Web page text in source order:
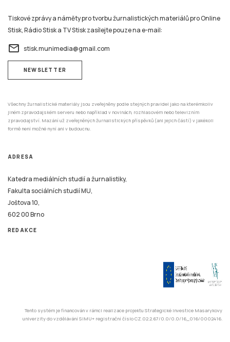
Tiskové zprávy a náměty pro tvorbu žurnalistických materiálů pro Online
Stisk, Rádio Stisk a TV Stisk zasílejte pouze na e-mail:
email stisk.munimedia@gmail.com
NEWSLETTER
Všechny žurnalistické materiály jsou zveřejněny podle stejných pravidel jako na kterémkoliv
jiném zpravodajském serveru nebo například v novinách, rozhlasovém nebo televizním
zpravodajství. Mazání už zveřejněných žurnalistických příspěvků (ani jejich částí) v jakékoli
formě není možné nyní ani v budoucnu.
ADRESA
Katedra mediálních studií a žurnalistiky,
Fakulta sociálních studií MU,
Joštova 10,
602 00 Brno
REDAKCE
Tento systém je financován v rámci realizace projektu Strategické investice Masarykovy
univerzity do vzdělávání SIMU+ registrační číslo CZ.02.2.67/0.0/0.0/16_016/0002416.